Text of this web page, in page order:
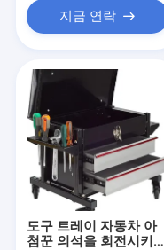
지금 연락
도구 트레이 자동차 아
첨꾼 의석을 회전시키는